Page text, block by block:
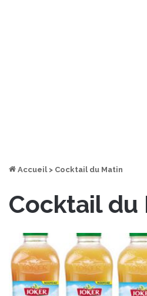
Accueil > Cocktail du Matin
Cocktail du